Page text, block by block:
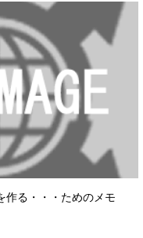
る・・・ためのメモ